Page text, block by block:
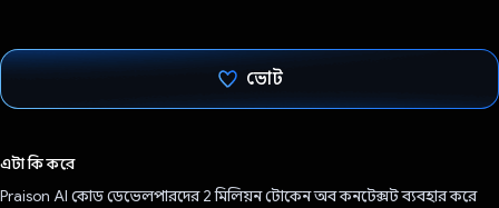
ভোট
এটা কি করে
Praison AI কোড ডেভেলপারদের 2 মিলিয়ন টোকেন অব কনটেক্সট ব্যবহার করে